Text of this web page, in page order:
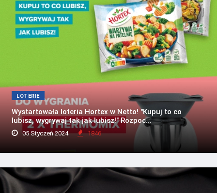
LOTERIE
Wystartowała loteria Hortex w Netto! "Kupuj to co
lubisz, wygrywaj tak jak lubisz!" Rozpoc...
05 Styczeń 2024 1846